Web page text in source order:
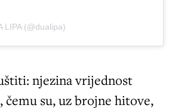
LIPA (@dualipa)
njezina vrijednost
su, uz brojne hitove,